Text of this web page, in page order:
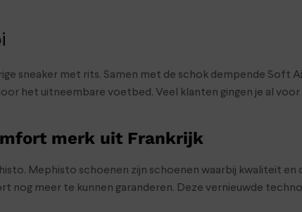
sneaker met rits. Samen met de schok dempende Soft
het uitneembare voetbed. Veel klanten gingen je al
merk uit Frankrijk
Mephisto schoenen zijn schoenen waarbij kwaliteit
nog meer te kunnen garanderen. Deze vernieuwde